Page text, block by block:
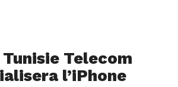
Telecom
l’iPhone